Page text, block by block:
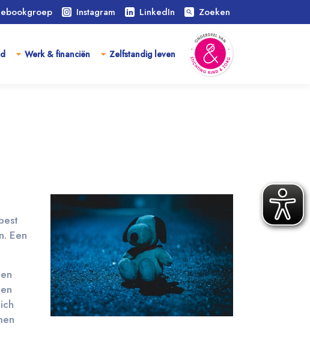
Instagram LinkedIn search Zoeken
Werk & financiën Zelfstandig leven
Een